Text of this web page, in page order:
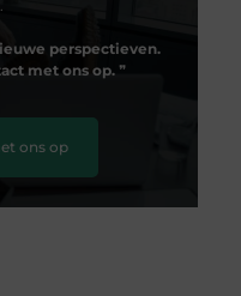
perspectieven.
met ons op. ❞
ons op